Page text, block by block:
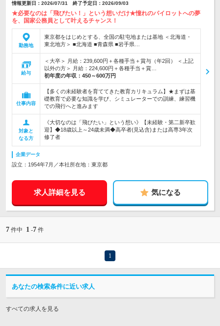
情報更新日：2026/07/31 終了予定日：2026/09/03
★必要なのは「飛びたい！」という想いだけ★憧れのパイロットへの夢
を、国家公務員として叶えるチャンス！
勤務地
東京都をはじめとする、全国の駐屯地または基地 ＜北海道・
東北地方＞ ■北海道 ■青森県 ■岩手県…
給与
＜大卒＞ 月給：239,600円＋各種手当＋賞与（年2回） ＜上記
以外の方＞ 月給：224,600円＋各種手当＋賞…
初年度の年収： 450～600万円
仕事内容
【多くの未経験者を育ててきた教育カリキュラム】★まずは基
礎教育で必要な知識を学び、シミュレーターでの訓練、練習機
での飛行へと進みます
対象と
なる方
《大切なのは「飛びたい」という想い》【未経験・第二新卒歓
迎】◆18歳以上～24歳未満◆高卒者(見込含)または高専3年次
修了者
企業データ
設立：1954年7月／本社所在地：東京都
求人詳細を見る 気になる
7 件中 1 -7 件
1
あなたの検索条件に近い求人
すべての求人を見る